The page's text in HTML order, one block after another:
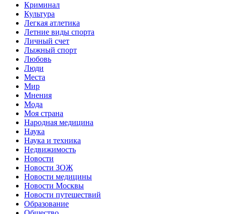
Криминал
Культура
Легкая атлетика
Летние виды спорта
Личный счет
Лыжный спорт
Любовь
Люди
Места
Мир
Мнения
Мода
Моя страна
Народная медицина
Наука
Наука и техника
Недвижимость
Новости
Новости ЗОЖ
Новости медицины
Новости Москвы
Новости путешествий
Образование